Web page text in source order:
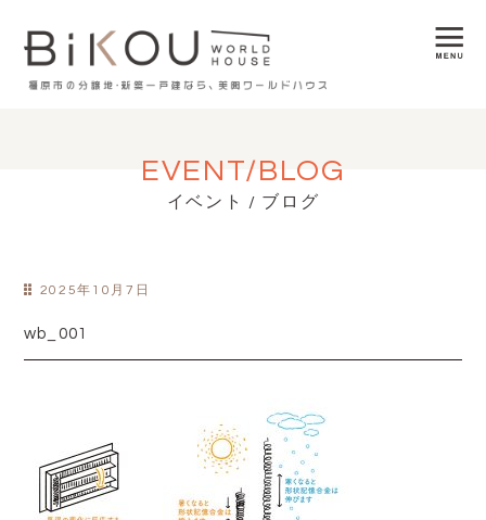
EVENT/BLOG
イベント / ブログ
2025年10月7日
wb_001